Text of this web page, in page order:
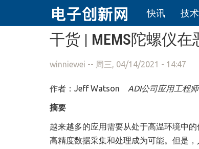
跳转到主要内容
快讯 技术
干货 | MEMS陀螺仪
winniewei -- 周三, 04/14/2021 - 14:47
作者 ： Jeff Watson ADI公司应用工程师
摘要
越来越多的应用需要从处于高温环境中
高精度数据采集和处理成为可能。但是